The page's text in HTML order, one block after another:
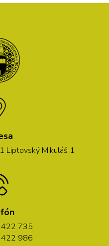
Liptovský Mikuláš 1
735
986